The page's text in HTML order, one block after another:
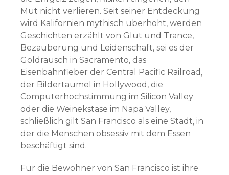
Mut nicht verlieren. Seit seiner Entdeckung
wird Kalifornien mythisch überhöht, werden
Geschichten erzählt von Glut und Trance,
Bezauberung und Leidenschaft, sei es der
Goldrausch in Sacramento, das
Eisenbahnfieber der Central Pacific Railroad,
der Bildertaumel in Hollywood, die
Computerhochstimmung im Silicon Valley
oder die Weinekstase im Napa Valley,
schließlich gilt San Francisco als eine Stadt, in
der die Menschen obsessiv mit dem Essen
beschäftigt sind.
Für die Bewohner von San Francisco ist ihre